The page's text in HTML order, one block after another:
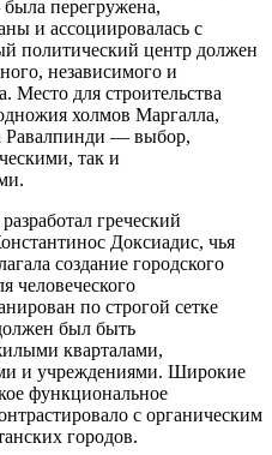
перегружена,
и ассоциировалась с
политический центр должен
независимого и
Место для строительства
холмов Маргалла,
Равалпинди — выбор,
так и
греческий
Доксиадис, чья
создание городского
человеческого
по строгой сетке
был быть
кварталами,
и учреждениями. Широкие
функциональное
с органическим
городов.